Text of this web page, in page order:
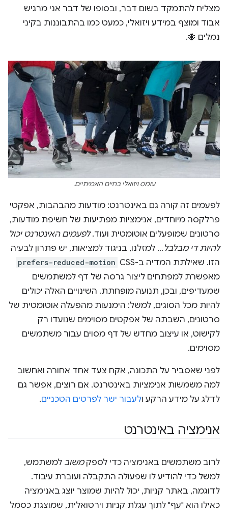
מצליח להתמקד בשום דבר, ובסופו של דבר אני מרגיש
אבוד ומוצף במידע ויזואלי, כמעט כמו בהתבוננות בקיני
נמלים 🐜.
עומס ויזואלי בחיים האמיתיים.
לפעמים זה קורה גם באינטרנט: מודעות מהבהבות, אפקטי
פרלקסה מיוחדים, אנימציות מפתיעות של חשיפת מודעות,
סרטונים שמופעלים אוטומטית ועוד.לפעמים האינטרנט יכול
להיות די מבלבל … למזלנו, בניגוד למציאות, יש פתרון לבעיה
הזו. שאילתת המדיה ב-CSS‏
prefers-reduced-motion
מאפשרת למפתחים ליצור גרסה של דף למשתמשים
שמעדיפים, ובכן, תנועה מופחתת. השינויים האלה יכולים
להיות מכל הסוגים, למשל: הימנעות מהפעלה אוטומטית של
סרטונים, השבתה של אפקטים מסוימים שנועדו רק
לקישוט, או עיצוב מחדש של דף מסוים עבור משתמשים
מסוימים.
לפני שאסביר על התכונה, אקח צעד אחד אחורה ואחשוב
למה משמשות אנימציות באינטרנט. אם רוצים, אפשר גם
לדלג על מידע הרקע ולעבור ישר לפרטים הטכניים.
אנימציה באינטרנט
לרוב משתמשים באנימציה כדי לספקמשוב למשתמש,
למשל כדי להודיע לו שפעולה התקבלה ועוברת עיבוד.
לדוגמה, באתר קניות, יכול להיות שמוצר יוצג באנימציה
כאילו הוא "עף" לתוך עגלת קניות וירטואלית, שמוצגת כסמל